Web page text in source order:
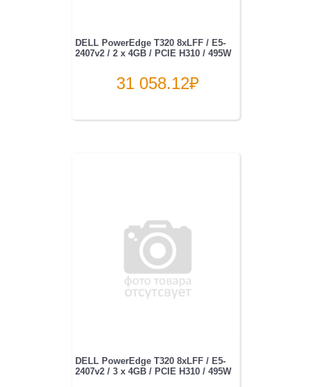
DELL PowerEdge T320 8xLFF / E5-
2407v2 / 2 x 4GB / PCIE H310 / 495W
31 058.12₽
DELL PowerEdge T320 8xLFF / E5-
2407v2 / 3 x 4GB / PCIE H310 / 495W